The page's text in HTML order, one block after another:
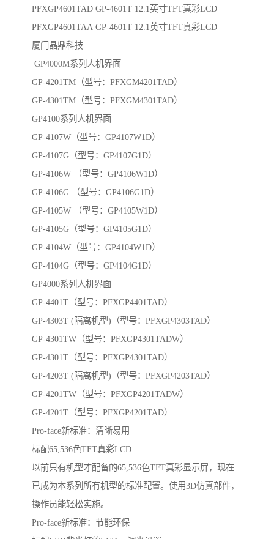
PFXGP4601TAD GP-4601T 12.1英寸TFT真彩LCD
PFXGP4601TAA GP-4601T 12.1英寸TFT真彩LCD
厦门晶鼎科技
GP4000M系列人机界面
GP-4201TM（型号：PFXGM4201TAD）
GP-4301TM（型号：PFXGM4301TAD）
GP4100系列人机界面
GP-4107W（型号：GP4107W1D）
GP-4107G（型号：GP4107G1D）
GP-4106W （型号：GP4106W1D）
GP-4106G （型号：GP4106G1D）
GP-4105W （型号：GP4105W1D）
GP-4105G（型号：GP4105G1D）
GP-4104W（型号：GP4104W1D）
GP-4104G（型号：GP4104G1D）
GP4000系列人机界面
GP-4401T（型号：PFXGP4401TAD）
GP-4303T (隔离机型)（型号：PFXGP4303TAD）
GP-4301TW（型号：PFXGP4301TADW）
GP-4301T（型号：PFXGP4301TAD）
GP-4203T (隔离机型)（型号：PFXGP4203TAD）
GP-4201TW（型号：PFXGP4201TADW）
GP-4201T（型号：PFXGP4201TAD）
Pro-face新标准：清晰易用
标配65,536色TFT真彩LCD
以前只有机型才配备的65,536色TFT真彩显示屏，现在
已成为本系列所有机型的标准配置。使用3D仿真部件，
操作员能轻松实施。
Pro-face新标准：节能环保